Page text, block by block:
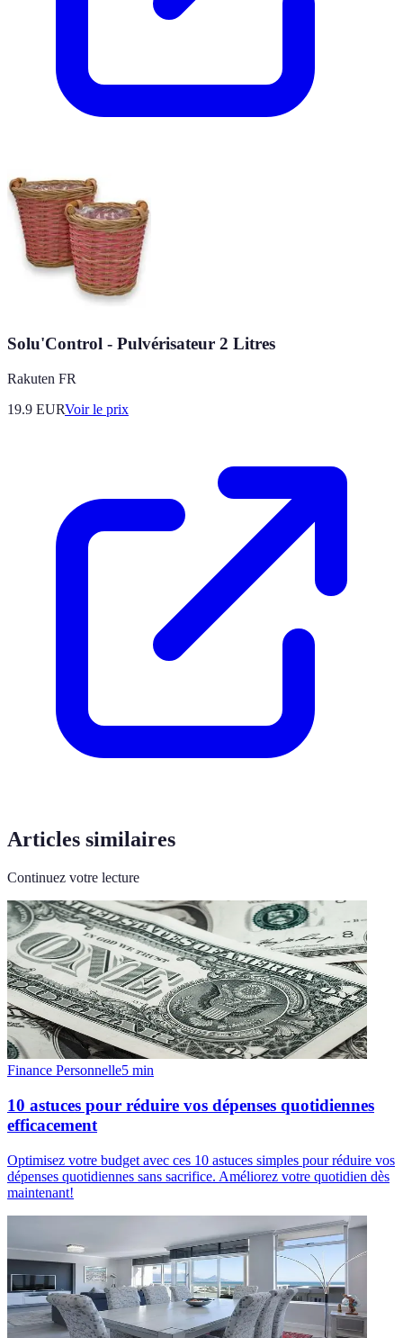
Solu'Control - Pulvérisateur 2 Litres
Rakuten FR
19.9 EURVoir le prix
Articles similaires
Continuez votre lecture
Finance Personnelle5 min
10 astuces pour réduire vos dépenses quotidiennes
efficacement
Optimisez votre budget avec ces 10 astuces simples pour réduire vos
dépenses quotidiennes sans sacrifice. Améliorez votre quotidien dès
maintenant!